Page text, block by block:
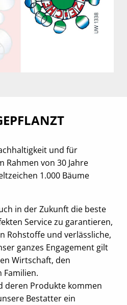
und für
Rahmen von 30 Jahre
1.000 Bäume
in der Zukunft die beste
Service zu garantieren,
Rohstoffe und verlässliche,
ganzes Engagement gilt
Wirtschaft, den
Familien.
deren Produkte kommen
Bestatter ein